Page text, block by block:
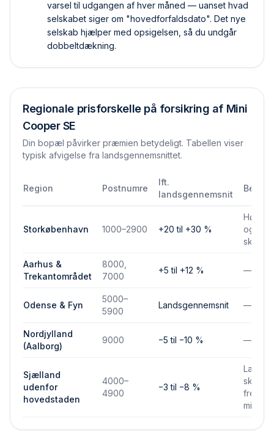
varsel til udgangen af hver måned — uanset hvad
selskabet siger om "hovedforfaldsdato". Det nye
selskab hjælper med opsigelsen, så du undgår
dobbelt­dækning.
Regionale prisforskelle på forsikring af Mini
Cooper SE
Din bopæl påvirker præmien betydeligt. Tabellen viser
typisk afvigelse fra landsgennemsnittet.
Region Postnumre
Ift.
landsgennemsnit
Storkøbenhavn 1000–2900 +20 til +30 %
Højere
og
Aarhus &
Trekantområdet
8000,
7000
+5 til +12 % —
Odense & Fyn
5000–
5900
Landsgennemsnit —
Nordjylland
(Aalborg)
9000 −5 til −10 % —
Sjælland
udenfor
hovedstaden
4000–
4900
−3 til −8 %
Lavere
mindre